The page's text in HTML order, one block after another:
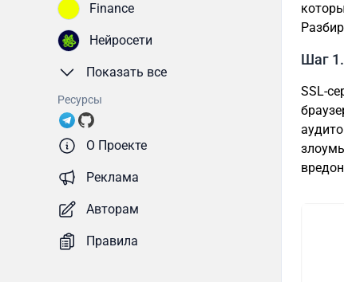
Finance
Нейросети
Показать все
Ресурсы
О Проекте
Реклама
Авторам
Правила
Шаг
SSL-